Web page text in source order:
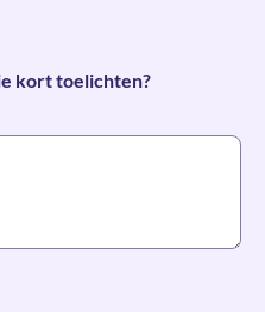
kort toelichten?